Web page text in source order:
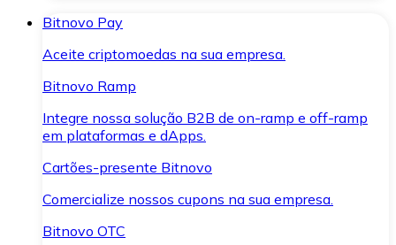
Bitnovo Pay
Aceite criptomoedas na sua empresa.
Bitnovo Ramp
Integre nossa solução B2B de on-ramp e off-ramp
em plataformas e dApps.
Cartões-presente Bitnovo
Comercialize nossos cupons na sua empresa.
Bitnovo OTC